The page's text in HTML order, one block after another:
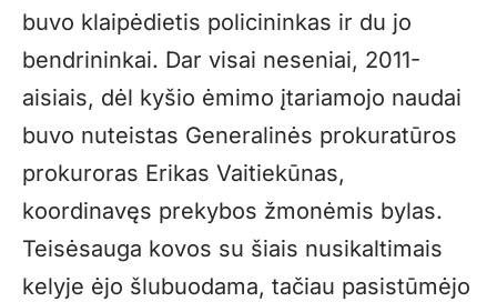
buvo klaipėdietis policininkas ir du jo
bendrininkai. Dar visai neseniai, 2011-
aisiais, dėl kyšio ėmimo įtariamojo naudai
buvo nuteistas Generalinės prokuratūros
prokuroras Erikas Vaitiekūnas,
koordinavęs prekybos žmonėmis bylas.
Teisėsauga kovos su šiais nusikaltimais
kelyje ėjo šlubuodama, tačiau pasistūmėjo